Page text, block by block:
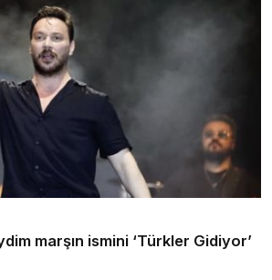
marşın ismini ‘Türkler Gidiyor’